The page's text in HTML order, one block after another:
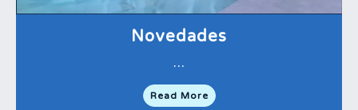
Novedades
…
Read More